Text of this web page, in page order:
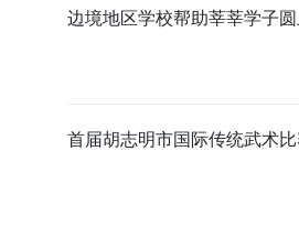
边境地区学校帮助莘莘学子
首届胡志明市国际传统武术